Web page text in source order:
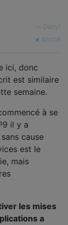
Darryl
source
ici, donc
est similaire
semaine.
à se
il y a
cause
est le
mais
les mises
a